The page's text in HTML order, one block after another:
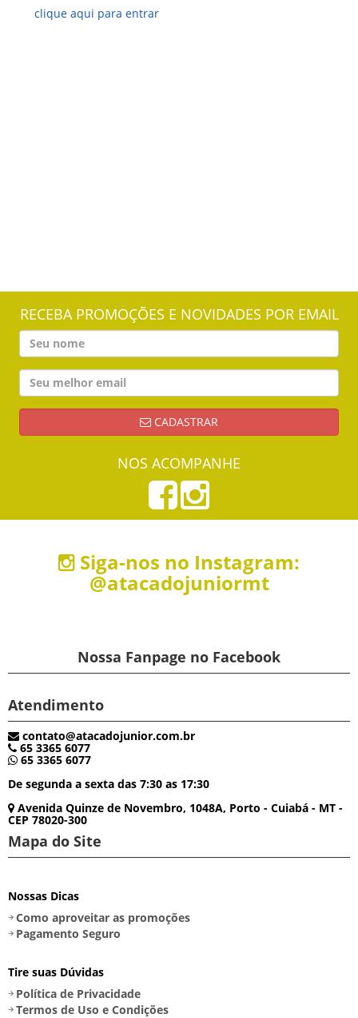
clique aqui para entrar
RECEBA PROMOÇÕES E NOVIDADES POR EMAIL
CADASTRAR
NOS ACOMPANHE
Siga-nos no Instagram:
@atacadojuniormt
Nossa Fanpage no Facebook
Atendimento
contato@atacadojunior.com.br
65 3365 6077
65 3365 6077
De segunda a sexta das 7:30 as 17:30
Avenida Quinze de Novembro, 1048A, Porto - Cuiabá - MT -
CEP 78020-300
Mapa do Site
Nossas Dicas
Como aproveitar as promoções
Pagamento Seguro
Tire suas Dúvidas
Política de Privacidade
Termos de Uso e Condições